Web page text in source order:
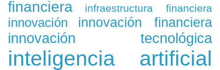
financiera
infraestructura financiera
innovación innovación financiera
innovación tecnológica
inteligencia artificial